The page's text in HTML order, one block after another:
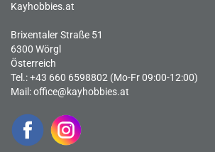
Kayhobbies.at
Brixentaler Straße 51
6300 Wörgl
Österreich
Tel.: +43 660 6598802 (Mo-Fr 09:00-12:00)
Mail:office@kayhobbies.at